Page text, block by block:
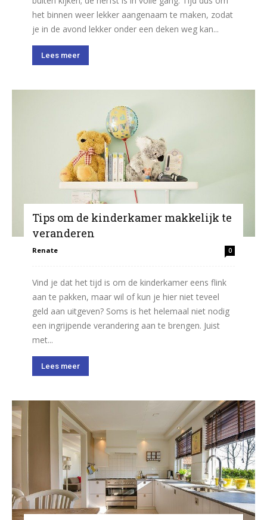
het binnen weer lekker aangenaam te maken, zodat
je in de avond lekker onder een deken weg kan...
Lees meer
Tips om de kinderkamer makkelijk te
veranderen
Renate 0
Vind je dat het tijd is om de kinderkamer eens flink
aan te pakken, maar wil of kun je hier niet teveel
geld aan uitgeven? Soms is het helemaal niet nodig
een ingrijpende verandering aan te brengen. Juist
met...
Lees meer